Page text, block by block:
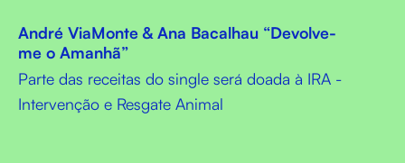
André ViaMonte & Ana Bacalhau “Devolve-
me o Amanhã”
Parte das receitas do single será doada à IRA -
Intervenção e Resgate Animal